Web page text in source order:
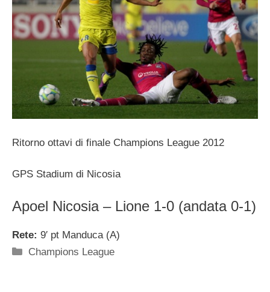
Ritorno ottavi di finale Champions League 2012
GPS Stadium di Nicosia
Apoel Nicosia – Lione 1-0 (andata 0-1)
Rete: 9′ pt Manduca (A)
Categorie
Champions League